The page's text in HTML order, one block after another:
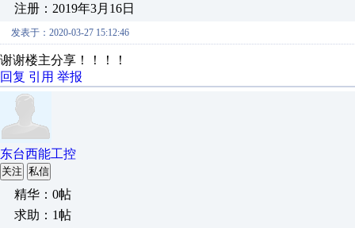
注册：2019年3月16日
发表于：2020-03-27 15:12:46
谢谢楼主分享！！！！
回复 引用 举报
东台西能工控
关注 私信
精华：0帖
求助：1帖